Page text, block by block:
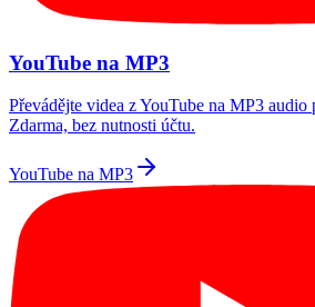
YouTube na MP3
Převádějte videa z YouTube na MP3
Zdarma, bez nutnosti účtu.
YouTube na MP3